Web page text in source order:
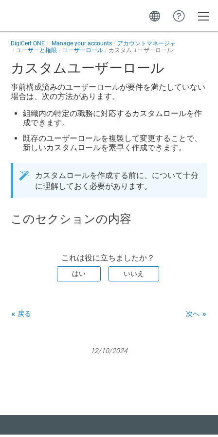
DigiCert ONE Manage your accounts
アカウントマネージャ
ユーザーと権限
ユーザーロール カスタムユーザーロール
カスタムユーザーロール
事前構成済みのユーザーロールが要件を満たしていない
場合は、次の方法があります。
組織内の特定の職務に対応するカスタムロールを作
成できます。
既存のユーザーロールを複製して変更することで、
新しいカスタムロールを素早く作成できます。
カスタムロールを作成する前に、について十分
に理解しておく必要があります。
このセクションの内容
これは役に立ちましたか？
はい いいえ
戻る 次へ
12/10/2024